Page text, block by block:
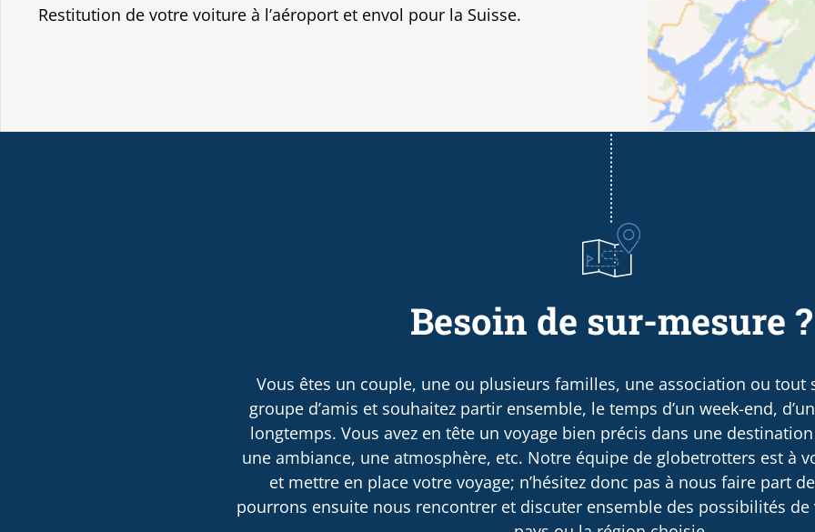
Restitution de votre voiture à l’aéroport et envol pour la Suisse.
Besoin de sur-mesure ?
Vous êtes un couple, une ou plusieurs familles, une association ou
groupe d’amis et souhaitez partir ensemble, le temps d’un week-end,
longtemps. Vous avez en tête un voyage bien précis dans une
une ambiance, une atmosphère, etc. Notre équipe de globetrotters est à
et mettre en place votre voyage; n’hésitez donc pas à nous faire part
pourrons ensuite nous rencontrer et discuter ensemble des possibilités de